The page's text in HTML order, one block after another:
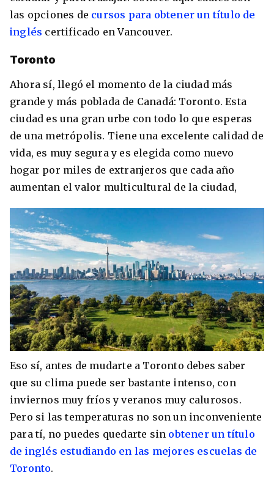
las opciones de cursos para obtener un título de
inglés certificado en Vancouver.
Toronto
Ahora sí, llegó el momento de la ciudad más
grande y más poblada de Canadá: Toronto. Esta
ciudad es una gran urbe con todo lo que esperas
de una metrópolis. Tiene una excelente calidad de
vida, es muy segura y es elegida como nuevo
hogar por miles de extranjeros que cada año
aumentan el valor multicultural de la ciudad,
Eso sí, antes de mudarte a Toronto debes saber
que su clima puede ser bastante intenso, con
inviernos muy fríos y veranos muy calurosos.
Pero si las temperaturas no son un inconveniente
para tí, no puedes quedarte sin obtener un título
de inglés estudiando en las mejores escuelas de
Toronto.